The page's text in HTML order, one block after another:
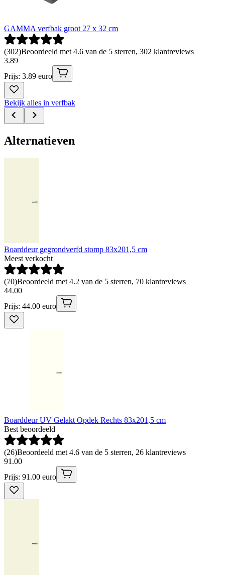
GAMMA verfbak groot 27 x 32 cm
(302)Beoordeeld met 4.6 van de 5 sterren, 302 klantreviews
3.89
Prijs: 3.89 euro
Bekijk alles in verfbak
Alternatieven
Boarddeur gegrondverfd stomp 83x201,5 cm
Meest verkocht
(70)Beoordeeld met 4.2 van de 5 sterren, 70 klantreviews
44.00
Prijs: 44.00 euro
Boarddeur UV Gelakt Opdek Rechts 83x201,5 cm
Best beoordeeld
(26)Beoordeeld met 4.6 van de 5 sterren, 26 klantreviews
91 .00
Prijs: 91.00 euro